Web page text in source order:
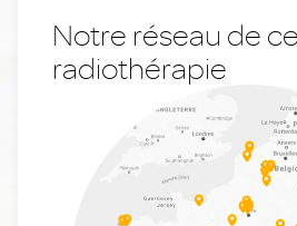
Notre réseau de
radiothérapie